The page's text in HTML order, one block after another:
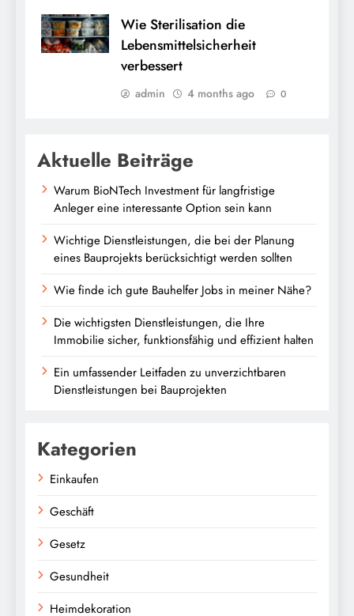
Wie Sterilisation die
Lebensmittelsicherheit
verbessert
admin 4 months ago 0
Aktuelle Beiträge
Warum BioNTech Investment für langfristige
Anleger eine interessante Option sein kann
Wichtige Dienstleistungen, die bei der Planung
eines Bauprojekts berücksichtigt werden sollten
Wie finde ich gute Bauhelfer Jobs in meiner Nähe?
Die wichtigsten Dienstleistungen, die Ihre
Immobilie sicher, funktionsfähig und effizient halten
Ein umfassender Leitfaden zu unverzichtbaren
Dienstleistungen bei Bauprojekten
Kategorien
Einkaufen
Geschäft
Gesetz
Gesundheit
Heimdekoration